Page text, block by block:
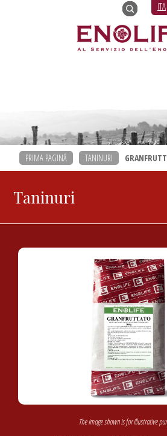
ITA
PRIMA PAGINĂ TANINURI
Taninuri
The image shown is for illustrative